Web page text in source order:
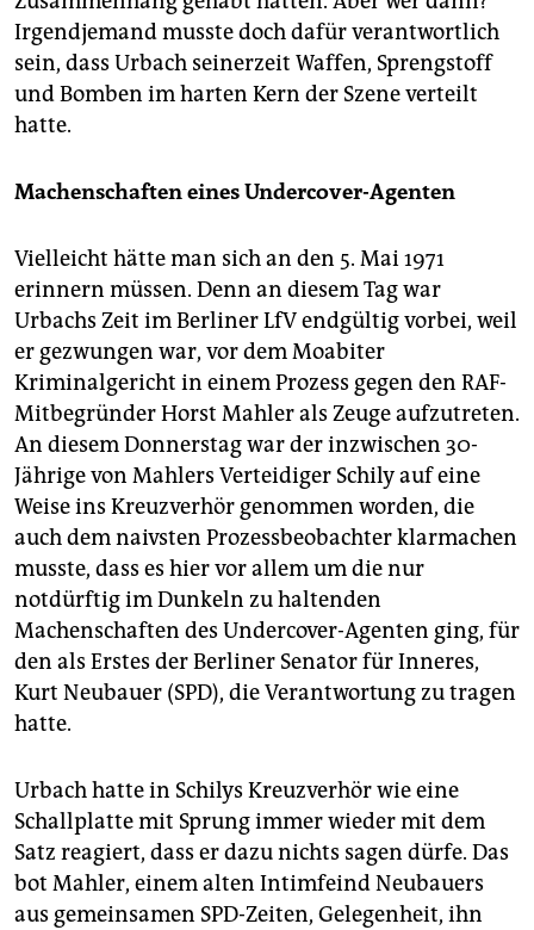
Irgendjemand musste doch dafür verantwortlich
sein, dass Urbach seinerzeit Waffen, Sprengstoff
und Bomben im harten Kern der Szene verteilt
hatte.
Machenschaften eines Undercover-Agenten
Vielleicht hätte man sich an den 5. Mai 1971
erinnern müssen. Denn an diesem Tag war
Urbachs Zeit im Berliner LfV endgültig vorbei, weil
er gezwungen war, vor dem Moabiter
Kriminalgericht in einem Prozess gegen den RAF-
Mitbegründer Horst Mahler als Zeuge aufzutreten.
An diesem Donnerstag war der inzwischen 30-
Jährige von Mahlers Verteidiger Schily auf eine
Weise ins Kreuzverhör genommen worden, die
auch dem naivsten Prozessbeobachter klarmachen
musste, dass es hier vor allem um die nur
notdürftig im Dunkeln zu haltenden
Machenschaften des Undercover-Agenten ging, für
den als Erstes der Berliner Senator für Inneres,
Kurt Neubauer (SPD), die Verantwortung zu tragen
hatte.
Urbach hatte in Schilys Kreuzverhör wie eine
Schallplatte mit Sprung immer wieder mit dem
Satz reagiert, dass er dazu nichts sagen dürfe. Das
bot Mahler, einem alten Intimfeind Neubauers
aus gemeinsamen SPD-Zeiten, Gelegenheit, ihn